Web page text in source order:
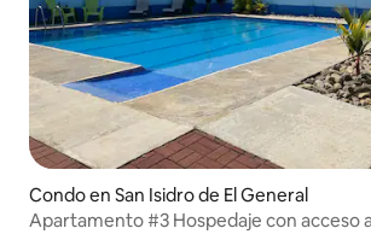
Condo en San Isidro de El General
Apartamento #3 Hospedaje con acceso